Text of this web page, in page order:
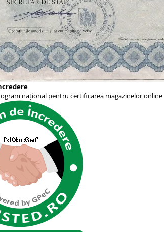
național pentru certificarea magazinelor online